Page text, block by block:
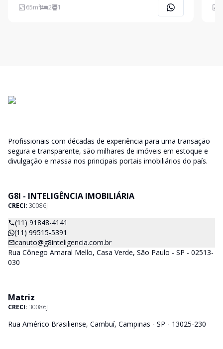
layout conta com 2 dormitórios, 1 vaga de garagem,
cozinha planejada, projeto de iluminação atualizado,
65m² 2 1
Profissionais com décadas de experiência para uma transação
segura e transparente, são milhares de imóveis em estoque e
divulgação e massa nos principais portais imobiliários do país.
G8I - INTELIGÊNCIA IMOBILIÁRIA
CRECI: 30086J
(11) 91848-4141
(11) 99515-5391
canuto@g8inteligencia.com.br
Rua Cônego Amaral Mello, Casa Verde, São Paulo - SP - 02513-
030
Matriz
CRECI: 30086J
Rua Américo Brasiliense, Cambuí, Campinas - SP - 13025-230